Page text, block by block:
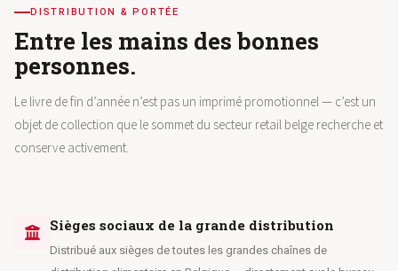
DISTRIBUTION & PORTÉE
Entre les mains des bonnes
personnes.
Le livre de fin d’année n’est pas un imprimé promotionnel — c’est un
objet de collection que le sommet du secteur retail belge recherche et
conserve activement.
Sièges sociaux de la grande distribution
Distribué aux sièges de toutes les grandes chaînes de